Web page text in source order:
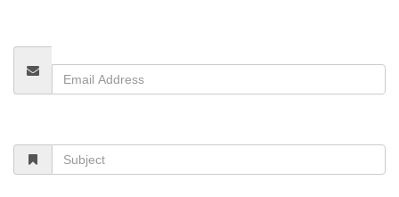
Email
Address
Subject